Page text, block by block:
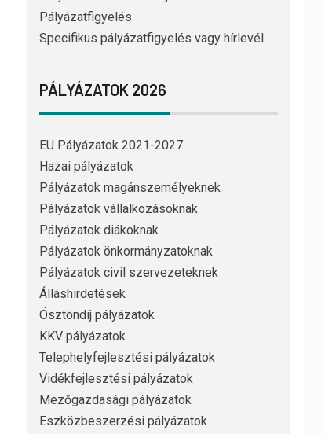
Pályázatfigyelés
Specifikus pályázatfigyelés vagy hírlevél
PÁLYÁZATOK 2026
EU Pályázatok 2021-2027
Hazai pályázatok
Pályázatok magánszemélyeknek
Pályázatok vállalkozásoknak
Pályázatok diákoknak
Pályázatok önkormányzatoknak
Pályázatok civil szervezeteknek
Álláshirdetések
Ösztöndíj pályázatok
KKV pályázatok
Telephelyfejlesztési pályázatok
Vidékfejlesztési pályázatok
Mezőgazdasági pályázatok
Eszközbeszerzési pályázatok